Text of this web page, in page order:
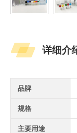
详细介
品牌
规格
主要用途